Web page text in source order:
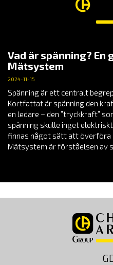
Vad är spänning? En
Mätsystem
2024-11-15
Spänning är ett centralt
Kortfattat är spänning den
en ledare – den ”tryckkraft”
spänning skulle inget
finnas något sätt att överföra
Mätsystem är förståelsen av